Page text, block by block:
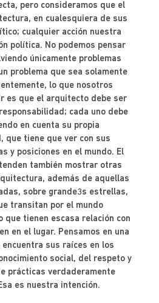
pero consideramos que el
en cualesquiera de sus
cualquier acción nuestra
política. No podemos pensar
únicamente problemas
problema que sea solamente
lo que nosotros
es que el arquitecto debe ser
cada uno debe
en cuenta su propia
que tiene que ver con sus
y posiciones en el mundo. El
también mostrar otras
además de aquellas
sobre grande3s estrellas,
transitan por el mundo
que tienen escasa relación con
en el lugar. Pensamos en una
sus raíces en los
social, del respeto y
prácticas verdaderamente
es nuestra intención.